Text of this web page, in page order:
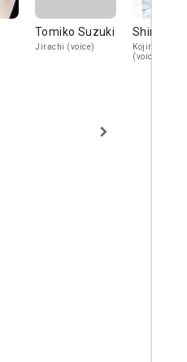
Tomiko Suzuki
Jirachi (voice)
Shin-
Kojiro / Flygon
(voice)